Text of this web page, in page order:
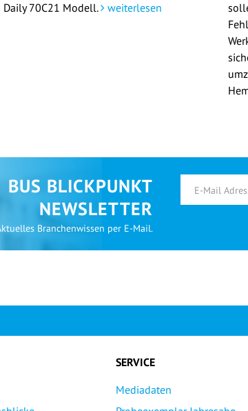
Daily 70C21 Modell. weiterlesen
BUS BLICKPUNKT
NEWSLETTER
Branchenwissen per E-Mail.
SERVICE
Mediadaten